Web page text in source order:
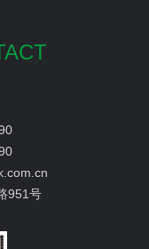
951号